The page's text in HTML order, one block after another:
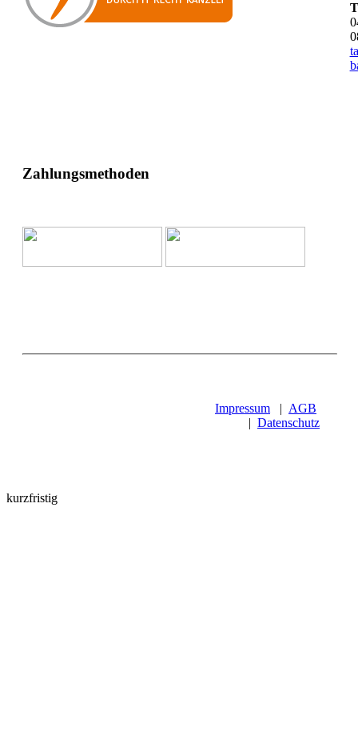
Zahlungsmethoden
Impressum | AGB
| Datenschutz
kurzfristig